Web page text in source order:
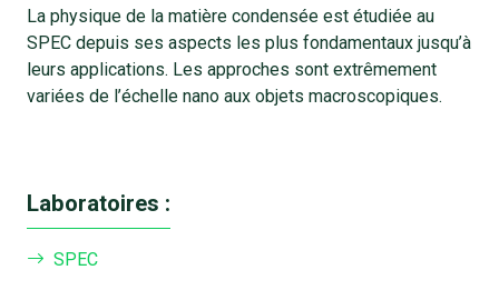
La physique de la matière condensée est étudiée au
SPEC depuis ses aspects les plus fondamentaux jusqu’à
leurs applications. Les approches sont extrêmement
variées de l’échelle nano aux objets macroscopiques.
Laboratoires :
SPEC